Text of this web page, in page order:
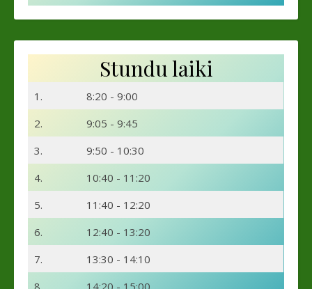
Stundu laiki
1.
8:20 - 9:00
2.
9:05 - 9:45
3.
9:50 - 10:30
4.
10:40 - 11:20
5.
11:40 - 12:20
6.
12:40 - 13:20
7.
13:30 - 14:10
8.
14:20 - 15:00